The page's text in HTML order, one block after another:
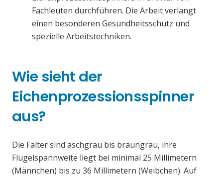
Fachleuten durchführen. Die Arbeit verlangt
einen besonderen Gesundheitsschutz und
spezielle Arbeitstechniken.
Wie sieht der
Eichenprozessionsspinner
aus?
Die Falter sind aschgrau bis braungrau, ihre
Flügelspannweite liegt bei minimal 25 Millimetern
(Männchen) bis zu 36 Millimetern (Weibchen). Auf